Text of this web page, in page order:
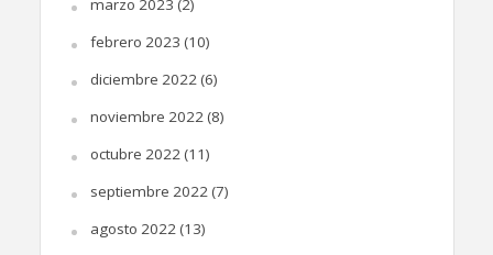
marzo 2023 (2)
febrero 2023 (10)
diciembre 2022(6)
noviembre 2022(8)
octubre 2022(11)
septiembre 2022(7)
agosto 2022(13)